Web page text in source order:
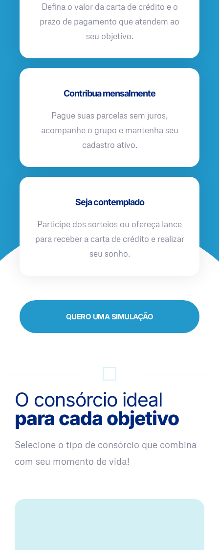
Defina o valor da carta de crédito e o
prazo de pagamento que atendem ao
seu objetivo.
Contribua mensalmente
Pague suas parcelas sem juros,
acompanhe o grupo e mantenha seu
cadastro ativo.
Seja contemplado
Participe dos sorteios ou ofereça lance
para receber a carta de crédito e realizar
seu sonho.
QUERO UMA SIMULAÇÃO
O consórcio ideal
para cada objetivo
Selecione o tipo de consórcio que combina
com seu momento de vida!